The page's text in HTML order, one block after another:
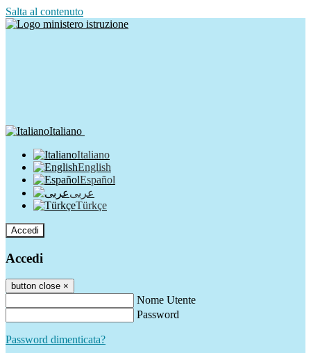
Salta al contenuto
Italiano
Italiano
English
Español
عربى
Türkçe
Accedi
Accedi
button close ×
Nome Utente
Password
Password dimenticata?